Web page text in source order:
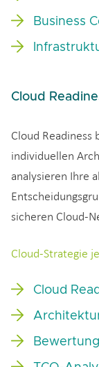
Business
Cloud
Cloud
individuellen
analysieren Ihre
sicheren Cloud-
Cloud-Strategie
Cloud